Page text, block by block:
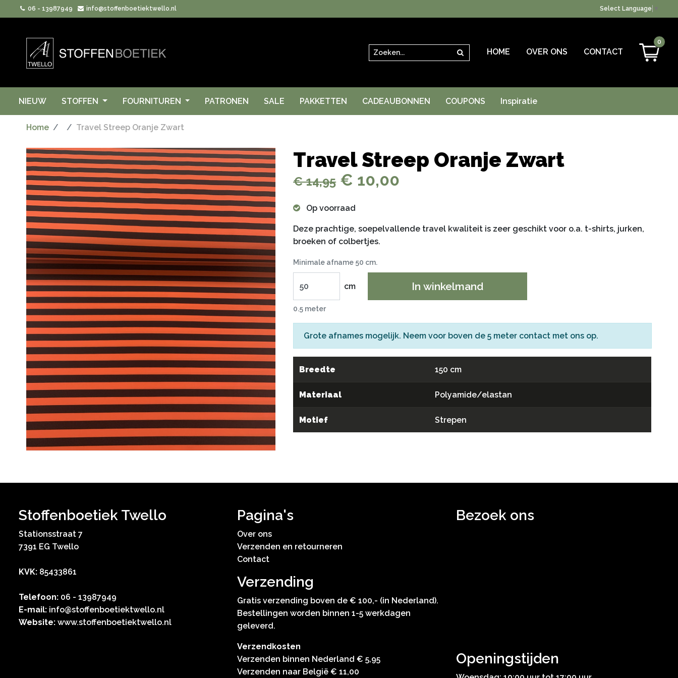
06 - 13987949 info@stoffenboetiektwello.nl Select Language
Zoeken Zoeken HOME OVER ONS CONTACT
0
NIEUW STOFFEN FOURNITUREN PATRONEN SALE PAKKETTEN CADEAUBONNEN COUPONS Inspiratie
Home Travel Streep Oranje Zwart
Travel Streep Oranje Zwart
€ 14,95€ 10,00
Op voorraad
Deze prachtige, soepelvallende travel kwaliteit is zeer geschikt voor o.a. t-shirts, jurken,
broeken of colbertjes.
Minimale afname 50 cm.
cm In winkelmand
0.5 meter
Grote afnames mogelijk. Neem voor boven de 5 meter contact met ons op.
Breedte 150 cm
Materiaal Polyamide/elastan
Motief Strepen
Stoffenboetiek Twello
Stationsstraat 7
7391 EG Twello
KVK: 85433861
Telefoon: 06 - 13987949
E-mail: info@stoffenboetiektwello.nl
Website: www.stoffenboetiektwello.nl
Pagina's
Over ons
Verzenden en retourneren
Contact
Verzending
Gratis verzending boven de € 100,- (in Nederland).
Bestellingen worden binnen 1-5 werkdagen
geleverd.
Verzendkosten
Verzenden binnen Nederland € 5,95
Verzenden naar België € 11,00
Bezoek ons
Openingstijden